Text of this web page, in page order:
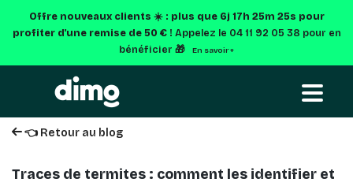
Offre nouveaux clients ☀️ : plus que 6j 17h 25m 24s pour
profiter d'une remise de 50 € ! Appelez le 04 11 92 05 38 pour en
bénéficier 🎁
En savoir +
👈 Retour au blog
Traces de termites : comment les identifier et